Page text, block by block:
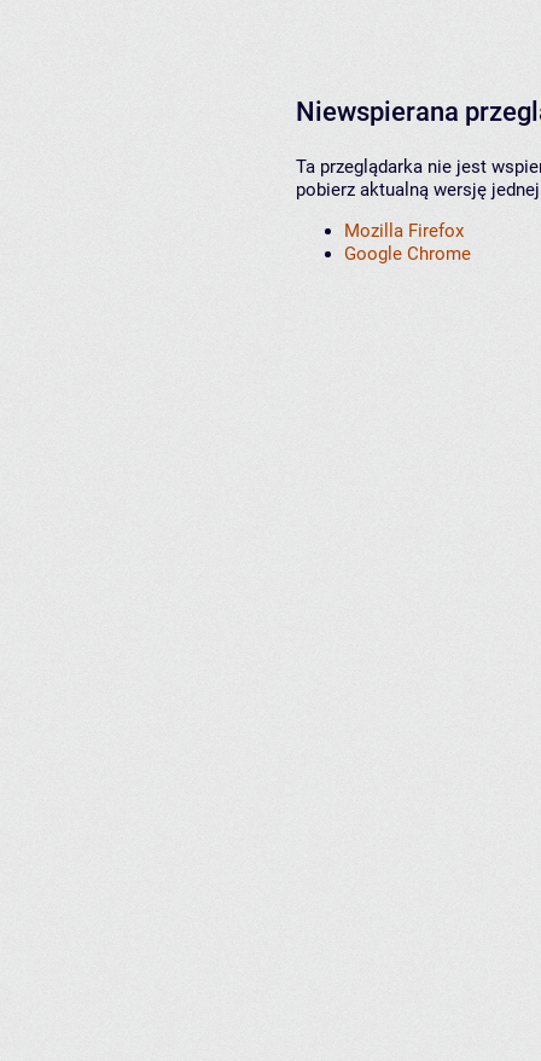
Niewspierana
Ta przeglądarka nie jest
pobierz aktualną wersję
Mozilla Firefox
Google Chrome